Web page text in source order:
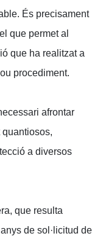
És precisament
que permet al
que ha realitzat a
procediment.
afrontar
a diversos
que resulta
de sol·licitud de